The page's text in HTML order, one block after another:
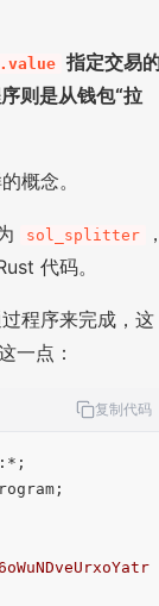
指定交易
则是从钱包“拉
概念。
sol_splitter
代码。
程序来完成，这
一点：
复制代码